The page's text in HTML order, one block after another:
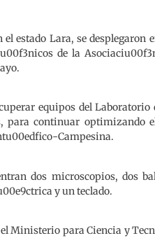
estado Lara, se
de la
equipos del
para continuar optimizando
Campesina.
dos microscopios, dos
y un teclado.
Ministerio para Ciencia y